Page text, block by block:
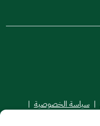
| سياسة الخصوصية |